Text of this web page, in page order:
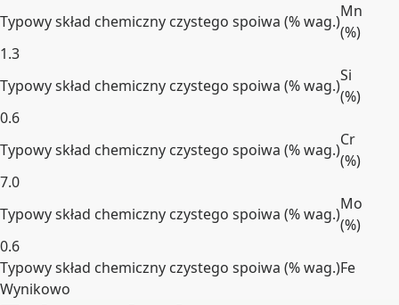
Typowy skład chemiczny czystego spoiwa (% wag.)
Mn
(%)
1.3
Typowy skład chemiczny czystego spoiwa (% wag.)
Si
(%)
0.6
Typowy skład chemiczny czystego spoiwa (% wag.)
Cr
(%)
7.0
Typowy skład chemiczny czystego spoiwa (% wag.)
Mo
(%)
0.6
Typowy skład chemiczny czystego spoiwa (% wag.)Fe
Wynikowo